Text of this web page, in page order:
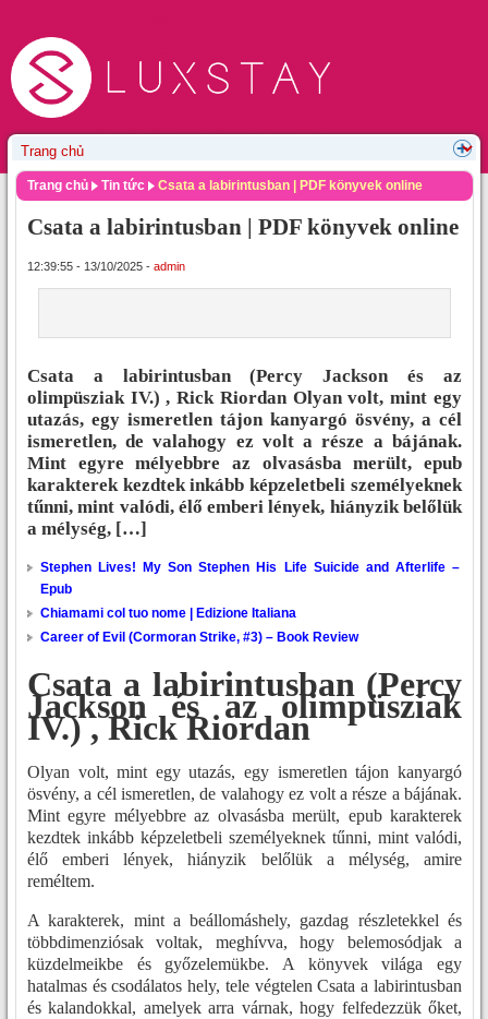
Trang chủ Tin tức Csata a labirintusban | PDF könyvek online
Csata a labirintusban | PDF könyvek online
12:39:55 - 13/10/2025 - admin
Csata a labirintusban (Percy Jackson és az
olimpüsziak IV.) , Rick Riordan Olyan volt, mint egy
utazás, egy ismeretlen tájon kanyargó ösvény, a cél
ismeretlen, de valahogy ez volt a része a bájának.
Mint egyre mélyebbre az olvasásba merült, epub
karakterek kezdtek inkább képzeletbeli személyeknek
tűnni, mint valódi, élő emberi lények, hiányzik belőlük
a mélység, […]
Stephen Lives! My Son Stephen His Life Suicide and Afterlife –
Epub
Chiamami col tuo nome | Edizione Italiana
Career of Evil (Cormoran Strike, #3) – Book Review
Csata a labirintusban (Percy
Jackson és az olimpüsziak
IV.) , Rick Riordan
Olyan volt, mint egy utazás, egy ismeretlen tájon kanyargó
ösvény, a cél ismeretlen, de valahogy ez volt a része a bájának.
Mint egyre mélyebbre az olvasásba merült, epub karakterek
kezdtek inkább képzeletbeli személyeknek tűnni, mint valódi,
élő emberi lények, hiányzik belőlük a mélység, amire
reméltem.
A karakterek, mint a beállomáshely, gazdag részletekkel és
többdimenziósak voltak, meghívva, hogy belemosódjak a
küzdelmeikbe és győzelemükbe. A könyvek világa egy
hatalmas és csodálatos hely, tele végtelen Csata a labirintusban
és kalandokkal, amelyek arra várnak, hogy felfedezzük őket,